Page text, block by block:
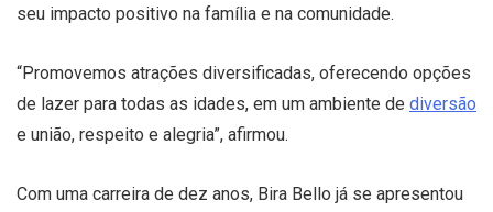
seu impacto positivo na família e na comunidade.
“Promovemos atrações diversificadas, oferecendo opções
de lazer para todas as idades, em um ambiente de diversão
e união, respeito e alegria”, afirmou.
Com uma carreira de dez anos, Bira Bello já se apresentou